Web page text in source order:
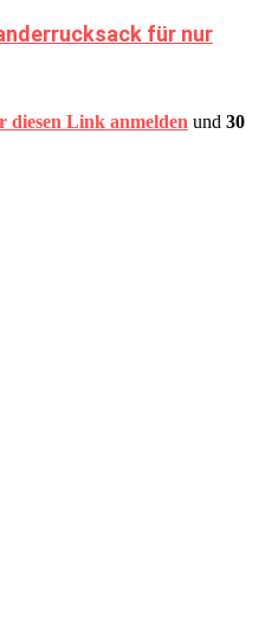
für nur
diesen Link anmelden und 30